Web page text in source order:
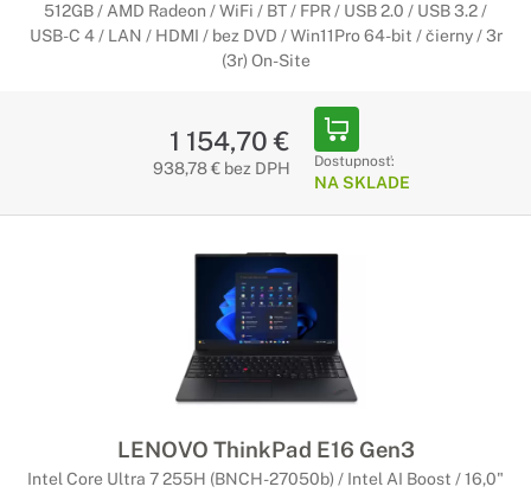
512GB / AMD Radeon / WiFi / BT / FPR / USB 2.0 / USB 3.2 /
USB-C 4 / LAN / HDMI / bez DVD / Win11Pro 64-bit / čierny / 3r
(3r) On-Site
1 154,70 €
938,78 € bez DPH Dostupnosť:
NA SKLADE
LENOVO ThinkPad E16 Gen3
Intel Core Ultra 7 255H (BNCH-27050b) / Intel AI Boost / 16,0"